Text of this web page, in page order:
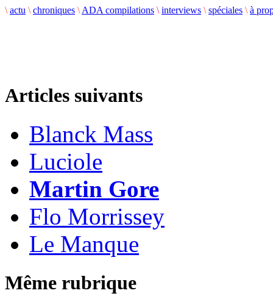
\ actu \ chroniques \ ADA compilations \ interviews \ spéciales \ à
Articles suivants
Blanck Mass
Luciole
Martin Gore
Flo Morrissey
Le Manque
Même rubrique